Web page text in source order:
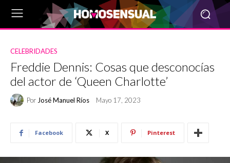
CELEBRIDADES
Freddie Dennis: Cosas que desconocías
del actor de ‘Queen Charlotte’
Por José Manuel Ríos Mayo 17, 2023
Facebook X Pinterest